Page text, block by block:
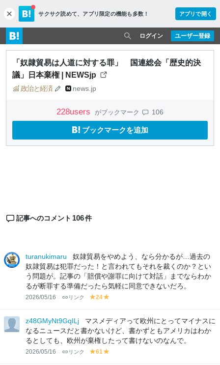
c
l
o
s
e
サクサク読めて、 アプリ限定の機能も多数！ アプリで開く
ユーザー登録
ログイン
「奴隷貿易は人道に対する罪」 国連総会「歴史的決
議」日本棄権 | NEWSjp
政治と経済 news.jp
228users がブックマーク 106
ブックマークを追加
記事へのコメント 106件
turanukimaru
奴隷貿易をやめよう、なら分かるが…過去の
奴隷貿易は犯罪だった！と言われてもそれを裁くのか？とい
う問題が。記事の「賠償や謝罪に向けて対話」までならわか
るが断罪する準備だったら気軽に同意できないだろ。
2026/05/16 リンク
y
lo
w
24
lo
w
z48GMyNt9GqILj
マスメディアって欧州にとってマイナスに
なるニュースだと書かないけど、書かずともアメリカはわか
るとしても、欧州が棄権したって書けないのなんで。
2026/05/16 リンク
y
61